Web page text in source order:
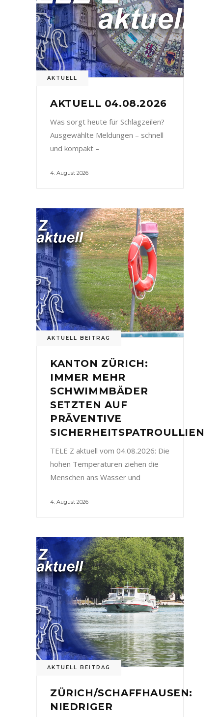
AKTUELL
AKTUELL 04.08.2026
Was sorgt heute für Schlagzeilen?
Ausgewählte Meldungen – schnell
und kompakt –
4. August 2026
AKTUELL BEITRAG
KANTON ZÜRICH:
IMMER MEHR
SCHWIMMBÄDER
SETZTEN AUF
PRÄVENTIVE
SICHERHEITSPATROULLIEN
TELE Z aktuell vom 04.08.2026: Die
hohen Temperaturen ziehen die
Menschen ans Wasser und
4. August 2026
AKTUELL BEITRAG
ZÜRICH/SCHAFFHAUSEN:
NIEDRIGER